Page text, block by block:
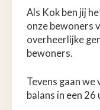
Als Kok ben jij
onze bewoners
overheerlijke
bewoners.
Tevens gaan
balans in een 26